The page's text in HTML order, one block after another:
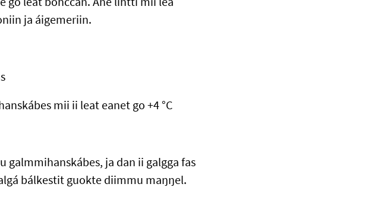
go leat bohččán. Ane lihtti mii lea
ja áigemeriin.
mii ii leat eanet go +4 °C
ja dan ii galgga fas
bálkestit guokte diimmu maŋŋel.